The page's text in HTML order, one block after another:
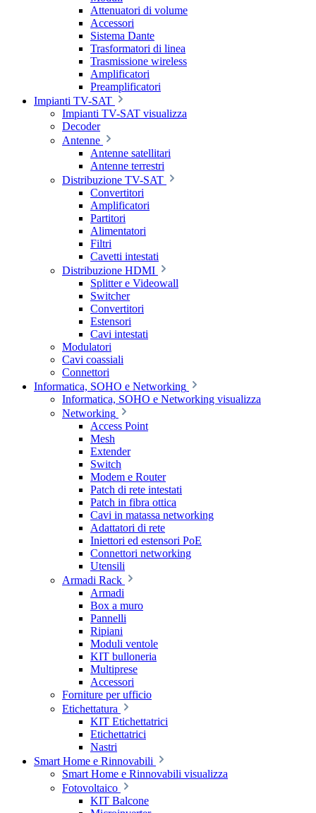
Attenuatori di volume
Accessori
Sistema Dante
Trasformatori di linea
Trasmissione wireless
Amplificatori
Preamplificatori
Impianti TV-SAT
Impianti TV-SAT visualizza
Decoder
Antenne
Antenne satellitari
Antenne terrestri
Distribuzione TV-SAT
Convertitori
Amplificatori
Partitori
Alimentatori
Filtri
Cavetti intestati
Distribuzione HDMI
Splitter e Videowall
Switcher
Convertitori
Estensori
Cavi intestati
Modulatori
Cavi coassiali
Connettori
Informatica, SOHO e Networking
Informatica, SOHO e Networking visualizza
Networking
Access Point
Mesh
Extender
Switch
Modem e Router
Patch di rete intestati
Patch in fibra ottica
Cavi in matassa networking
Adattatori di rete
Iniettori ed estensori PoE
Connettori networking
Utensili
Armadi Rack
Armadi
Box a muro
Pannelli
Ripiani
Moduli ventole
KIT bulloneria
Multiprese
Accessori
Forniture per ufficio
Etichettatura
KIT Etichettatrici
Etichettatrici
Nastri
Smart Home e Rinnovabili
Smart Home e Rinnovabili visualizza
Fotovoltaico
KIT Balcone